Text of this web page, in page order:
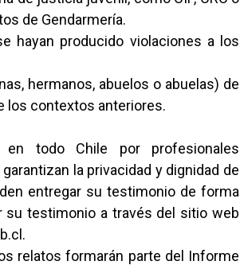
de Gendarmería.
hayan producido violaciones a los
hermanos, abuelos o abuelas) de
los contextos anteriores.
todo Chile por profesionales
la privacidad y dignidad de
entregar su testimonio de forma
su testimonio a través del sitio web
relatos formarán parte del Informe